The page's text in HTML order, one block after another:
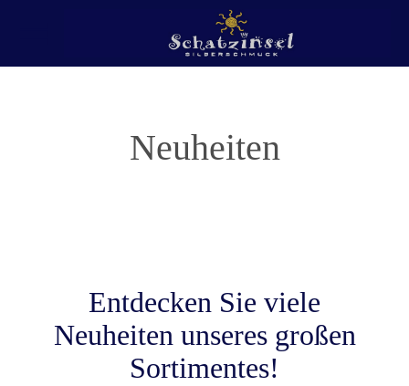
Neuheiten
Entdecken Sie viele
Neuheiten unseres großen
Sortimentes!